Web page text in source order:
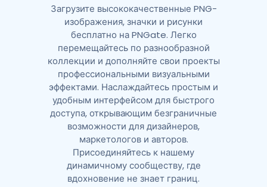
Загрузите высококачественные PNG-
изображения, значки и рисунки
бесплатно на PNGate. Легко
перемещайтесь по разнообразной
коллекции и дополняйте свои проекты
профессиональными визуальными
эффектами. Наслаждайтесь простым и
удобным интерфейсом для быстрого
доступа, открывающим безграничные
возможности для дизайнеров,
маркетологов и авторов.
Присоединяйтесь к нашему
динамичному сообществу, где
вдохновение не знает границ.